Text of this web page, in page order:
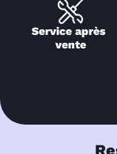
Service après
vente